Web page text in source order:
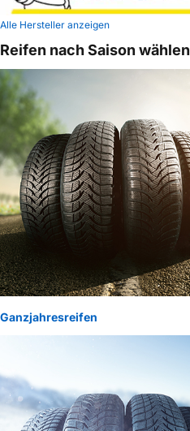
Alle Hersteller anzeigen
Reifen nach Saison wählen
Ganzjahresreifen